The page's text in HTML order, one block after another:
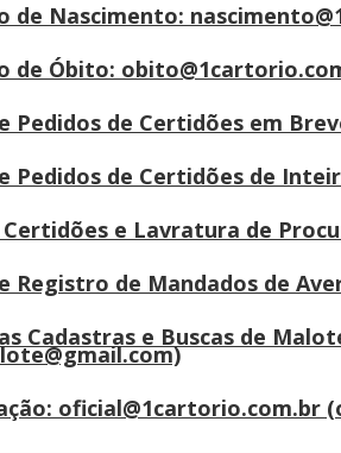
de Nascimento:
de Óbito:
Pedidos de Certidões em
Pedidos de Certidões de
Certidões e Lavratura de
Registro de Mandados de
Cadastras e Buscas de
oficial@1cartorio.com.br